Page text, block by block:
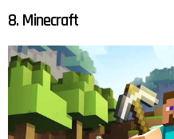
8. Minecraft